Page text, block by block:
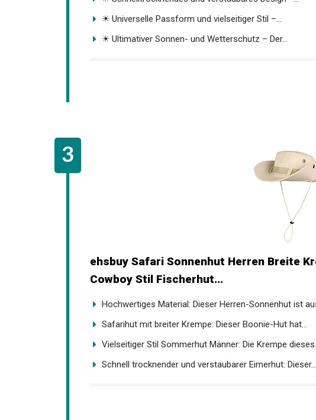
☀ Universelle Passform und vielseitiger Stil –...
☀ Ultimativer Sonnen- und Wetterschutz – Der...
ehsbuy Safari Sonnenhut Herren Breite
Cowboy Stil Fischerhut...
Hochwertiges Material: Dieser Herren-Sonnenhut ist
Safarihut mit breiter Krempe: Dieser Boonie-Hut hat...
Vielseitiger Stil Sommerhut Männer: Die Krempe
Schnell trocknender und verstaubarer Eimerhut: Dieser...